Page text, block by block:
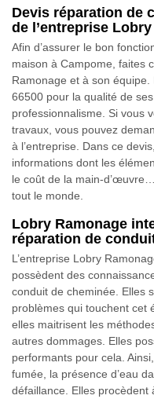
Devis réparation de
de l’entreprise
Afin d’assurer le bon
maison à Campome, faites
Ramonage et à son
66500 pour la qualité de
professionnalisme. Si vous
travaux, vous pouvez
à l’entreprise. Dans ce
informations dont les
le coût de la main-
tout le monde.
Lobry Ramonage
réparation de
L’entreprise Lobry
possèdent des
conduit de cheminée. Elles
problèmes qui touchent cet
elles maitrisent les
autres dommages. Elles
performants pour cela.
fumée, la présence d’eau
défaillance. Elles procèdent